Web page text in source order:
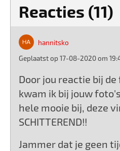
Reacties (11)
hannitsko
Geplaatst op 17-08-2020 om
Door jou reactie bij
kwam ik bij jouw
hele mooie bij, deze
SCHITTEREND!!
Jammer dat je geen